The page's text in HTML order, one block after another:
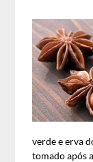
verde e erva
tomado após